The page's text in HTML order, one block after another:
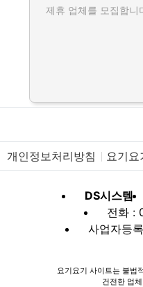
제휴 업체를 모집합니
개인정보처리방침 요기요
DS시스템
전화 :
사업자등
요기요기 사이트는 불법
건전한 업